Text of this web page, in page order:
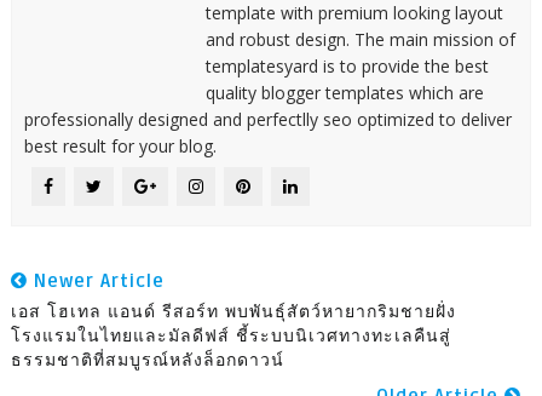
template with premium looking layout
and robust design. The main mission of
templatesyard is to provide the best
quality blogger templates which are
professionally designed and perfectlly seo optimized to deliver
best result for your blog.
Newer Article
เอส โฮเทล แอนด์ รีสอร์ท พบพันธุ์สัตว์หายากริมชายฝั่ง
โรงแรมในไทยและมัลดีฟส์ ชี้ระบบนิเวศทางทะเลคืนสู่
ธรรมชาติที่สมบูรณ์หลังล็อกดาวน์